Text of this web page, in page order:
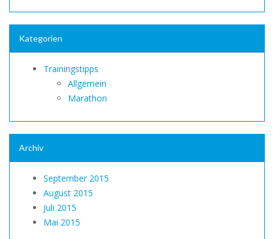
Kategorien
Trainingstipps
Allgemein
Marathon
Archiv
September 2015
August 2015
Juli 2015
Mai 2015